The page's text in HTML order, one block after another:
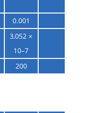
0.001
3,052 ×
10–7
200